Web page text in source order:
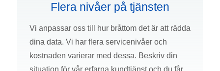
Flera nivåer på tjänsten
Vi anpassar oss till hur bråttom det är att rädda
dina data. Vi har flera servicenivåer och
kostnaden varierar med dessa. Beskriv din